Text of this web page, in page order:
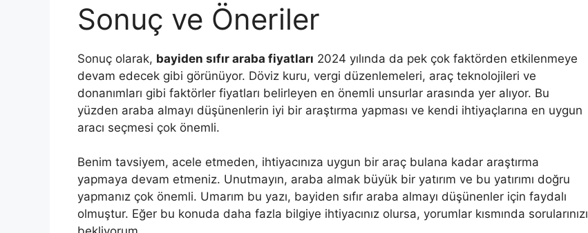
Sonuç ve Öneriler
Sonuç olarak, bayiden sıfır araba fiyatları 2024 yılında da pek çok faktörden etkilenmeye
devam edecek gibi görünüyor. Döviz kuru, vergi düzenlemeleri, araç teknolojileri ve
donanımları gibi faktörler fiyatları belirleyen en önemli unsurlar arasında yer alıyor. Bu
yüzden araba almayı düşünenlerin iyi bir araştırma yapması ve kendi ihtiyaçlarına en uygun
aracı seçmesi çok önemli.
Benim tavsiyem, acele etmeden, ihtiyacınıza uygun bir araç bulana kadar araştırma
yapmaya devam etmeniz. Unutmayın, araba almak büyük bir yatırım ve bu yatırımı doğru
yapmanız çok önemli. Umarım bu yazı, bayiden sıfır araba almayı düşünenler için faydalı
olmuştur. Eğer bu konuda daha fazla bilgiye ihtiyacınız olursa, yorumlar kısmında sorularınızı